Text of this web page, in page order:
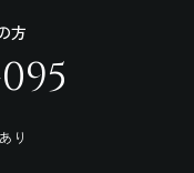
方
り